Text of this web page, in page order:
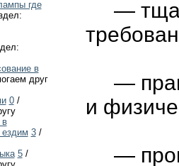
где
в
друг
0/
в
3/
5/
—
—
и
—